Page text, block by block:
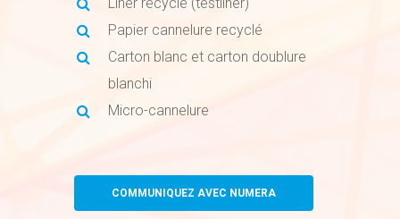
Liner recyclé (testliner)
Papier cannelure recyclé
Carton blanc et carton doublure
blanchi
Micro-cannelure
COMMUNIQUEZ AVEC NUMERA